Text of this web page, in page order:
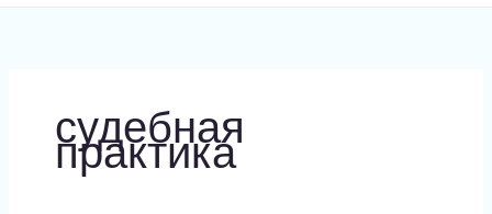
судебная
практика